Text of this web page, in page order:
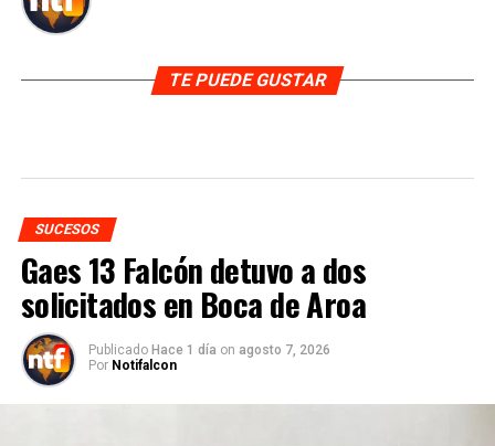
TE PUEDE GUSTAR
SUCESOS
Gaes 13 Falcón detuvo a dos
solicitados en Boca de Aroa
Publicado Hace 1 día on agosto 7, 2026
Por Notifalcon